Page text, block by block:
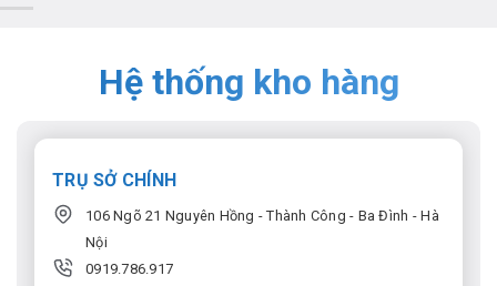
Hệ thống kho hàng
TRỤ SỞ CHÍNH
106 Ngõ 21 Nguyên Hồng - Thành Công - Ba Đình - Hà
Nội
0919.786.917